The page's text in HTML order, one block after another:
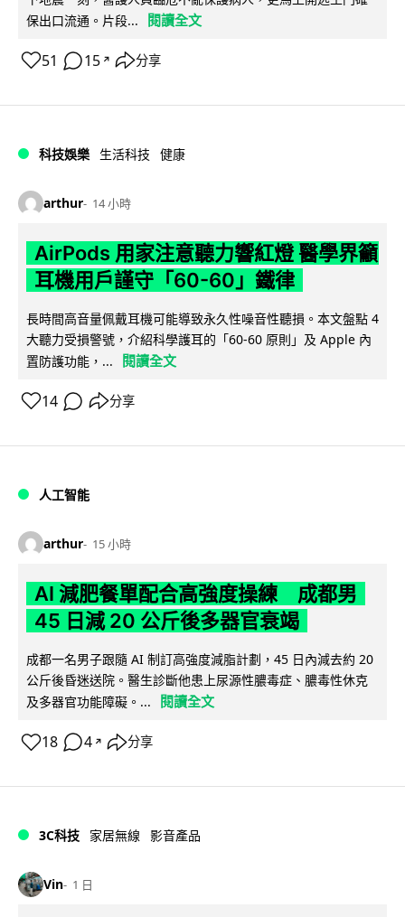
保出口流通。片段...
閱讀全文
51 15 ↗ 分享
科技娛樂 生活科技 健康
arthur 14 小時
AirPods 用家注意聽力響紅燈 醫學界籲
耳機用戶謹守「60-60」鐵律
長時間高音量佩戴耳機可能導致永久性噪音性聽損。本文盤點 4
大聽力受損警號，介紹科學護耳的「60-60 原則」及 Apple 內
置防護功能，...
閱讀全文
14 分享
人工智能
arthur 15 小時
AI 減肥餐單配合高強度操練 成都男
45 日減 20 公斤後多器官衰竭
成都一名男子跟隨 AI 制訂高強度減脂計劃，45 日內減去約 20
公斤後昏迷送院。醫生診斷他患上尿源性膿毒症、膿毒性休克
及多器官功能障礙。...
閱讀全文
18 4 ↗ 分享
3C科技 家居無線 影音產品
Vin 1 日